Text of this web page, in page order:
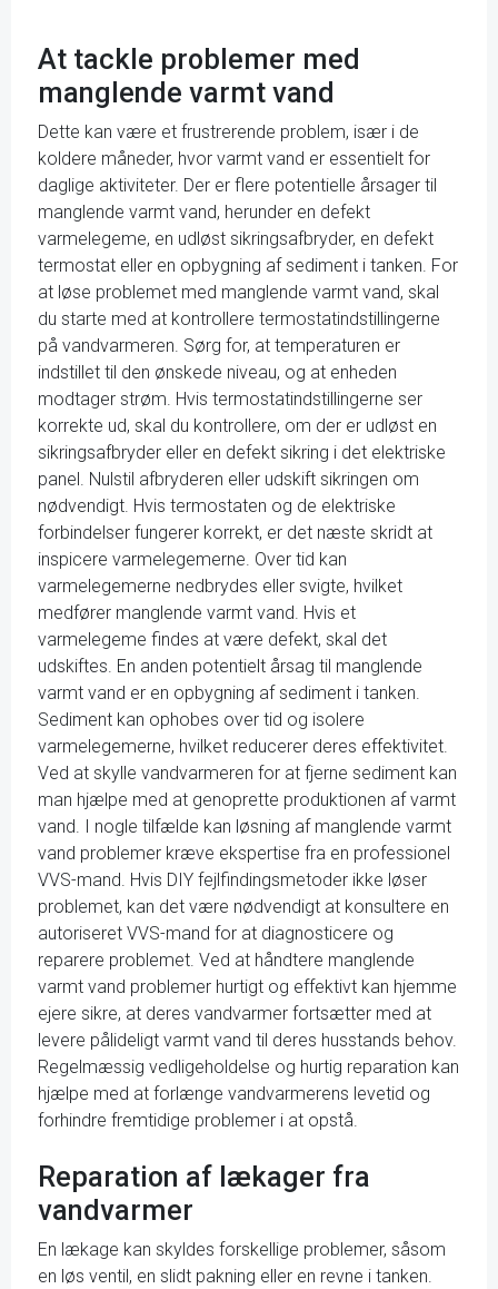
At tackle problemer med
manglende varmt vand
Dette kan være et frustrerende problem, især i de
koldere måneder, hvor varmt vand er essentielt for
daglige aktiviteter. Der er flere potentielle årsager til
manglende varmt vand, herunder en defekt
varmelegeme, en udløst sikringsafbryder, en defekt
termostat eller en opbygning af sediment i tanken. For
at løse problemet med manglende varmt vand, skal
du starte med at kontrollere termostatindstillingerne
på vandvarmeren. Sørg for, at temperaturen er
indstillet til den ønskede niveau, og at enheden
modtager strøm. Hvis termostatindstillingerne ser
korrekte ud, skal du kontrollere, om der er udløst en
sikringsafbryder eller en defekt sikring i det elektriske
panel. Nulstil afbryderen eller udskift sikringen om
nødvendigt. Hvis termostaten og de elektriske
forbindelser fungerer korrekt, er det næste skridt at
inspicere varmelegemerne. Over tid kan
varmelegemerne nedbrydes eller svigte, hvilket
medfører manglende varmt vand. Hvis et
varmelegeme findes at være defekt, skal det
udskiftes. En anden potentielt årsag til manglende
varmt vand er en opbygning af sediment i tanken.
Sediment kan ophobes over tid og isolere
varmelegemerne, hvilket reducerer deres effektivitet.
Ved at skylle vandvarmeren for at fjerne sediment kan
man hjælpe med at genoprette produktionen af varmt
vand. I nogle tilfælde kan løsning af manglende varmt
vand problemer kræve ekspertise fra en professionel
VVS-mand. Hvis DIY fejlfindingsmetoder ikke løser
problemet, kan det være nødvendigt at konsultere en
autoriseret VVS-mand for at diagnosticere og
reparere problemet. Ved at håndtere manglende
varmt vand problemer hurtigt og effektivt kan hjemme
ejere sikre, at deres vandvarmer fortsætter med at
levere pålideligt varmt vand til deres husstands behov.
Regelmæssig vedligeholdelse og hurtig reparation kan
hjælpe med at forlænge vandvarmerens levetid og
forhindre fremtidige problemer i at opstå.
Reparation af lækager fra
vandvarmer
En lækage kan skyldes forskellige problemer, såsom
en løs ventil, en slidt pakning eller en revne i tanken.